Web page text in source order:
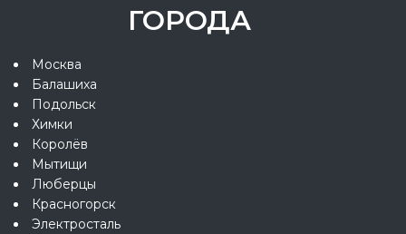
ГОРОДА
Москва
Балашиха
Подольск
Химки
Королёв
Мытищи
Люберцы
Красногорск
Электросталь